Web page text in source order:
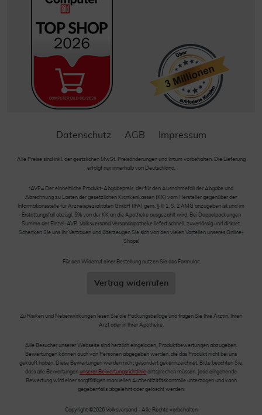
Datenschutz AGB Impressum
Alle Preise sind inkl. der gestzlichen MwSt. Preisänderungen und Irrtum vorbehalten. Die Lieferung
erfolgt nur innerhalb von Deutschland.
*AVP= Der einheitliche Produkt-Abgabepreis, der für den Ausnahmefall der Abgabe und
Abrechnung zu Lasten der gesetzlichen Krankenkassen (KK) vom Hersteller gegenüber der
Informationsstelle für Arzneispezialitäten GmbH (IFA) gem. § III 1, S. 2 AMG anzugeben ist und im
Erstattungsfall abzügl. 5% von der KK an die Apotheke ausgezahlt wird. Bei Doppelpackungen
Summe der Einzel-AVP. Volksversand Versandapotheke liefert schnell, zuverlässig und diskret.
Schenken Sie uns Ihr Vertrauen und überzeugen Sie sich von den vielen Vorteilen unseres Online-
Shops!
Für den Widerruf einer Bestellung nutzen Sie das Formular:
Vertrag widerrufen
Zu Risiken und Nebenwirkungen lesen Sie die Packungsbeilage und fragen Sie Ihre Ärztin, Ihren
Arzt oder in Ihrer Apotheke.
Alle Besucher unserer Webseite sind herzlich eingeladen, Produktbewertungen abzugeben.
Bewertungen können auch von Personen abgegeben werden, die das Produkt nicht bei uns
gekauft haben. Diese Bewertungen werden nicht gesondert gekennzeichnet. Bitte beachten Sie,
dass alle Bewertungen unserer Bewertungsrichtlinie entsprechen müssen. Jede eingehende
Bewertung wird einer sorgfältigen manuellen Authentizitätskontrolle unterzogen und kann
gegebenfalls abgelehnt oder gelöscht werden.
Copyright ©2026 Volksversand - Alle Rechte vorbehalten